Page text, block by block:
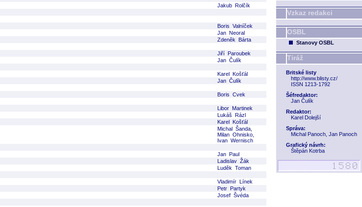
Vzkaz redakci
OSBL
Stanovy OSBL
Tiráž
Britské listy
http://www.blisty.cz/
ISSN 1213-1792
Šéfredaktor:
Jan Čulík
Redaktor:
Karel Dolejší
Správa:
Michal Panoch, Jan Panoch
Grafický návrh:
Štěpán Kotrba
Jakub Rolčík
Boris Valníček
Jan Neoral
Zdeněk Bárta
Jiří Paroubek
Jan Čulík
Karel Košťál
Jan Čulík
Boris Cvek
Libor Martinek
Lukáš Rázl
Karel Košťál
Michal Šanda,
Milan Ohnisko,
Ivan Wernisch
Jan Paul
Ladislav Žák
Luděk Toman
Vladimír Línek
Petr Partyk
Josef Švéda